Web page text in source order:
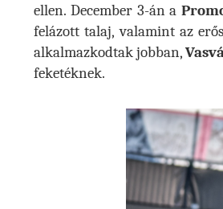
ellen. December 3-án a
felázott talaj, valamint az
alkalmazkodtak jobban,
feketéknek.